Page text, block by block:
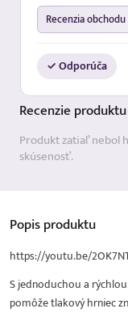
Recenzia obchodu
✓ Odporúča
Recenzie produktu
Produkt zatiaľ nebol
skúsenosť.
Popisproduktu
https://youtu.be/
S jednoduchou a
pomôže tlakový hrniec